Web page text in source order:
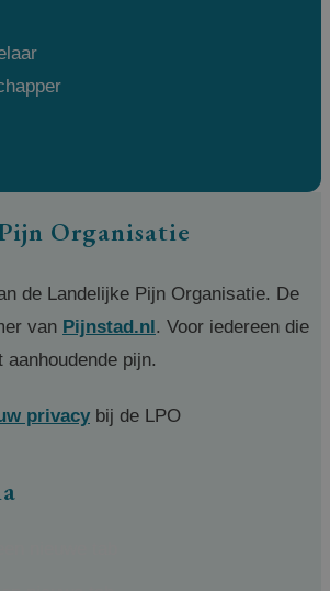
Organisatie
de Landelijke Pijn Organisatie. De
van Pijnstad.nl . Voor iedereen die
pijn.
privacy bij de LPO